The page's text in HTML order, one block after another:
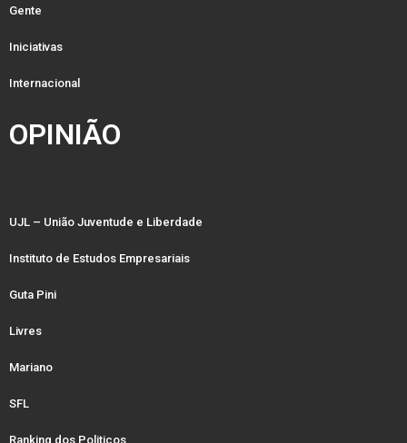
Gente
Iniciativas
Internacional
OPINIÃO
UJL – União Juventude e Liberdade
Instituto de Estudos Empresariais
Guta Pini
Livres
Mariano
SFL
Ranking dos Politicos